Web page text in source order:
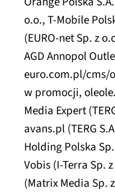
o.o., T-Mobile
(EURO-net Sp. z
AGD Annopol
euro.com.pl/cms/
w promocji,
Media Expert
avans.pl (TERG
Holding Polska
Vobis (I-Terra Sp.
(Matrix Media Sp.